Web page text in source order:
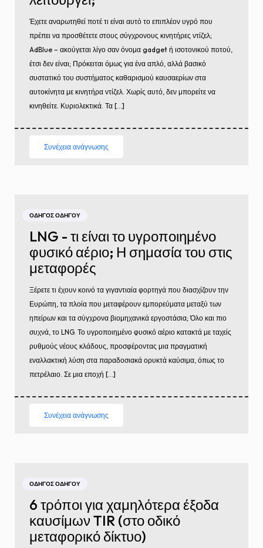
Έχετε αναρωτηθεί ποτέ τι είναι αυτό το επιπλέον υγρό που
πρέπει να προσθέτετε στους σύγχρονους κινητήρες ντίζελ;
AdBlue – ακούγεται λίγο σαν όνομα gadget ή ισοτονικού ποτού,
έτσι δεν είναι; Πρόκειται όμως για ένα απλό, αλλά βασικό
συστατικό του συστήματος καθαρισμού καυσαερίων στα
αυτοκίνητα με κινητήρα ντίζελ. Χωρίς αυτό, δεν μπορείτε να
κινηθείτε. Κυριολεκτικά. Τα […]
Συνέχεια ανάγνωσης
ΟΔΗΓΌΣ ΟΔΗΓΟΎ
LNG - τι είναι το υγροποιημένο
φυσικό αέριο; Η σημασία του στις
μεταφορές
Ξέρετε τι έχουν κοινό τα γιγαντιαία φορτηγά που διασχίζουν την
Ευρώπη, τα πλοία που μεταφέρουν εμπορεύματα μεταξύ των
ηπείρων και τα σύγχρονα βιομηχανικά εργοστάσια; Όλο και πιο
συχνά, το LNG. Το υγροποιημένο φυσικό αέριο κατακτά με ταχείς
ρυθμούς νέους κλάδους, προσφέροντας μια πραγματική
εναλλακτική λύση στα παραδοσιακά ορυκτά καύσιμα, όπως το
πετρέλαιο. Σε μια εποχή […]
Συνέχεια ανάγνωσης
ΟΔΗΓΌΣ ΟΔΗΓΟΎ
6 τρόποι για χαμηλότερα έξοδα
καυσίμων TIR (στο οδικό
μεταφορικό δίκτυο)